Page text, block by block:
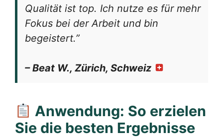
Qualität ist top. Ich nutze es für mehr
Fokus bei der Arbeit und bin
begeistert.”
– Beat W., Zürich, Schweiz
Anwendung: So erzielen
Sie die besten Ergebnisse